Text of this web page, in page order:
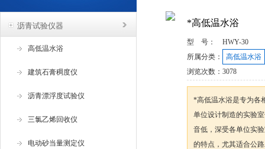
沥青试验仪器
高低温水浴
建筑石膏稠度仪
沥青漂浮度试验仪
三氯乙烯回收仪
电动砂当量测定仪
*高低温水浴
型 号：
HWY-30
所属分类：
高低温水浴
浏览次数： 3078
*高低温水浴是专为各
单位设计制造的实验
音低，深受各单位实
的特点，尤其适合公